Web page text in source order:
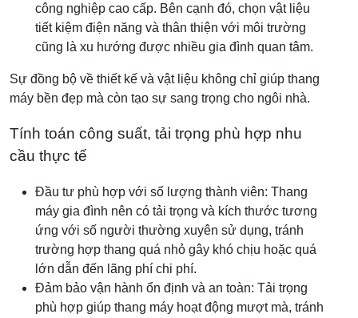
công nghiệp cao cấp. Bên cạnh đó, chọn vật liệu
tiết kiệm điện năng và thân thiện với môi trường
cũng là xu hướng được nhiều gia đình quan tâm.
Sự đồng bộ về thiết kế và vật liệu không chỉ giúp thang
máy bền đẹp mà còn tạo sự sang trọng cho ngôi nhà.
Tính toán công suất, tải trọng phù hợp nhu
cầu thực tế
Đầu tư phù hợp với số lượng thành viên: Thang
máy gia đình nên có tải trọng và kích thước tương
ứng với số người thường xuyên sử dụng, tránh
trường hợp thang quá nhỏ gây khó chịu hoặc quá
lớn dẫn đến lãng phí chi phí.
Đảm bảo vận hành ổn định và an toàn: Tải trọng
phù hợp giúp thang máy hoạt động mượt mà, tránh